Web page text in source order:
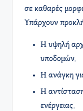
σε καθαρές
Υπάρχουν
Η υψηλή
υποδομών.
Η ανάγκη
Η
ενέργειας.